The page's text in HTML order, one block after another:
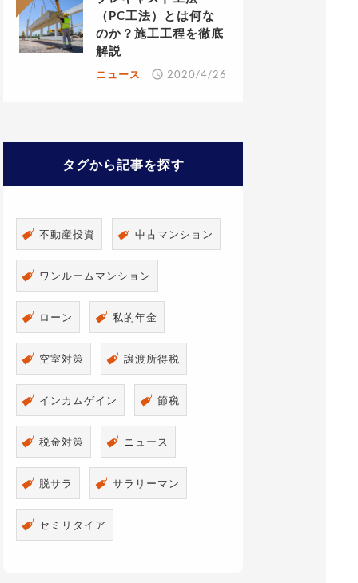
（PC工法）とは何な
のか？施工工程を徹底
解説
ニュース 2020/4/26
タグから記事を探す
不動産投資 中古マンション
ワンルームマンション
ローン 私的年金
空室対策 譲渡所得税
インカムゲイン 節税
税金対策 ニュース
脱サラ サラリーマン
セミリタイア